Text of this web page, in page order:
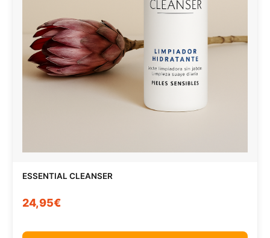
ESSENTIAL CLEANSER
24,95€